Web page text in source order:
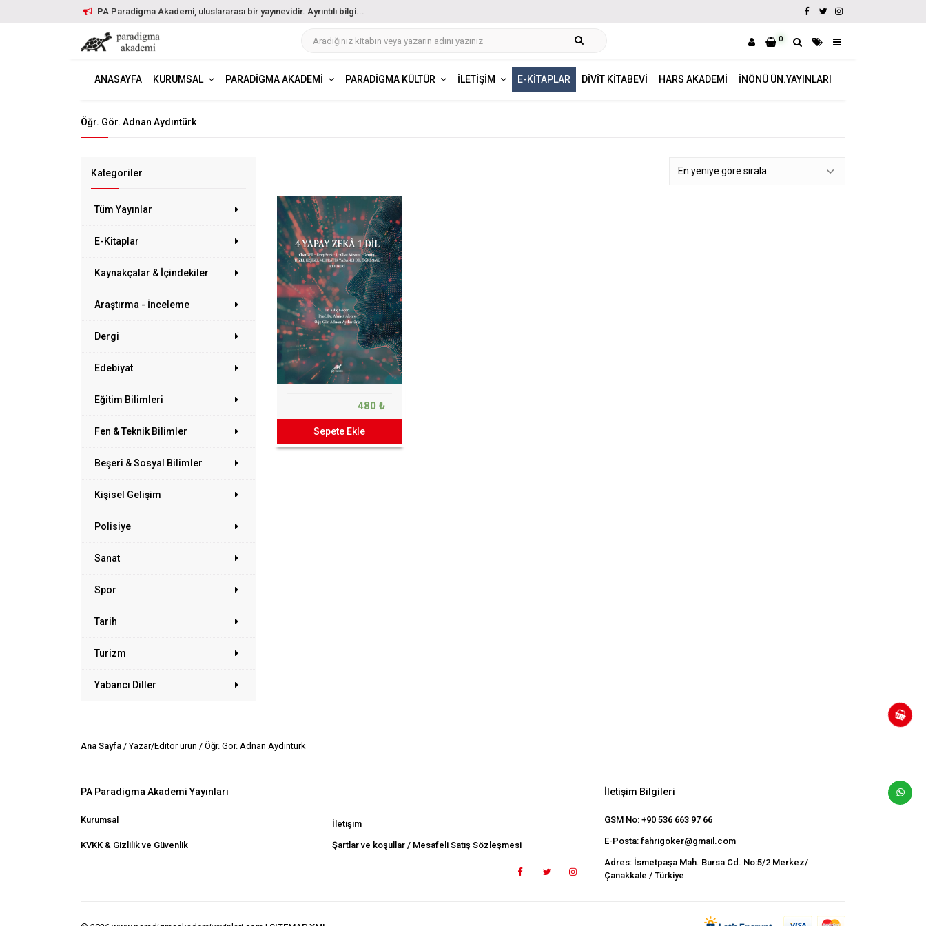
PA Paradigma Akademi, uluslararası bir yayınevidir. Ayrıntılı bilgi...
0
ANASAYFA KURUMSAL PARADIGMA AKADEMI PARADIGMA KÜLTÜR İLETIŞIM E-KITAPLAR DIVIT KITABEVI HARS AKADEMI İNÖNÜ ÜN.YAYINLARI
Öğr. Gör. Adnan Aydıntürk
Kategoriler
Tüm Yayınlar
E-Kitaplar
Kaynakçalar & İçindekiler
Araştırma - İnceleme
Dergi
Edebiyat
Eğitim Bilimleri
Fen & Teknik Bilimler
Beşeri & Sosyal Bilimler
Kişisel Gelişim
Polisiye
Sanat
Spor
Tarih
Turizm
Yabancı Diller
480 ₺
Sepete Ekle
Ana Sayfa / Yazar/Editör ürün / Öğr. Gör. Adnan Aydıntürk
PA Paradigma Akademi Yayınları
Kurumsal İletişim
KVKK & Gizlilik ve Güvenlik Şartlar ve koşullar / Mesafeli Satış Sözleşmesi
İletişim Bilgileri
GSM No: +90 536 663 97 66
E-Posta: fahrigoker@gmail.com
Adres: İsmetpaşa Mah. Bursa Cd. No:5/2 Merkez/
Çanakkale / Türkiye